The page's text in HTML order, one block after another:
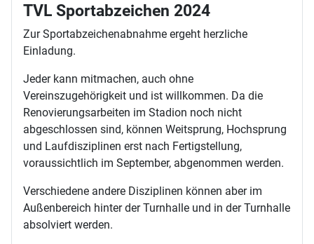
TVL Sportabzeichen 2024
Zur Sportabzeichenabnahme ergeht herzliche
Einladung.
Jeder kann mitmachen, auch ohne
Vereinszugehörigkeit und ist willkommen. Da die
Renovierungsarbeiten im Stadion noch nicht
abgeschlossen sind, können Weitsprung, Hochsprung
und Laufdisziplinen erst nach Fertigstellung,
voraussichtlich im September, abgenommen werden.
Verschiedene andere Disziplinen können aber im
Außenbereich hinter der Turnhalle und in der Turnhalle
absolviert werden.